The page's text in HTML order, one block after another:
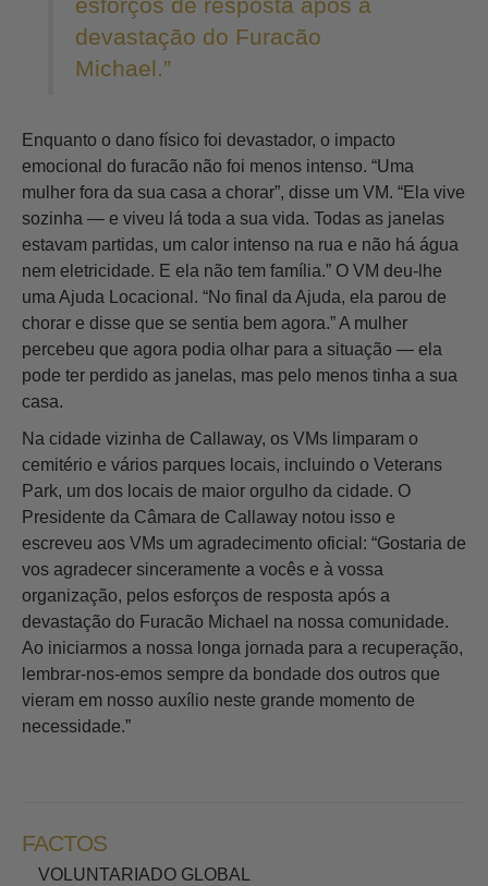
devastação do Furacão
Michael.”
Enquanto o dano físico foi devastador, o impacto
emocional do furacão não foi menos intenso. “Uma
mulher fora da sua casa a chorar”, disse um VM. “Ela vive
sozinha — e viveu lá toda a sua vida. Todas as janelas
estavam partidas, um calor intenso na rua e não há água
nem eletricidade. E ela não tem família.” O VM deu‑lhe
uma Ajuda Locacional. “No final da Ajuda, ela parou de
chorar e disse que se sentia bem agora.” A mulher
percebeu que agora podia olhar para a situação — ela
pode ter perdido as janelas, mas pelo menos tinha a sua
casa.
Na cidade vizinha de Callaway, os VMs limparam o
cemitério e vários parques locais, incluindo o Veterans
Park, um dos locais de maior orgulho da cidade. O
Presidente da Câmara de Callaway notou isso e
escreveu aos VMs um agradecimento oficial: “Gostaria de
vos agradecer sinceramente a vocês e à vossa
organização, pelos esforços de resposta após a
devastação do Furacão Michael na nossa comunidade.
Ao iniciarmos a nossa longa jornada para a recuperação,
lembrar‑nos‑emos sempre da bondade dos outros que
vieram em nosso auxílio neste grande momento de
necessidade.”
FACTOS
VOLUNTARIADO GLOBAL